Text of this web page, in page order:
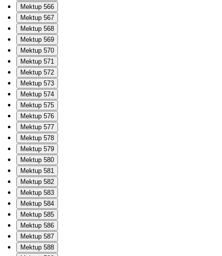
Mektup 566
Mektup 567
Mektup 568
Mektup 569
Mektup 570
Mektup 571
Mektup 572
Mektup 573
Mektup 574
Mektup 575
Mektup 576
Mektup 577
Mektup 578
Mektup 579
Mektup 580
Mektup 581
Mektup 582
Mektup 583
Mektup 584
Mektup 585
Mektup 586
Mektup 587
Mektup 588